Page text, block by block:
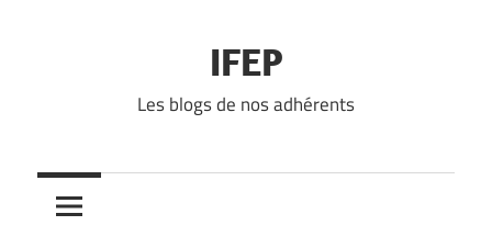
IFEP
Les blogs de nos adhérents